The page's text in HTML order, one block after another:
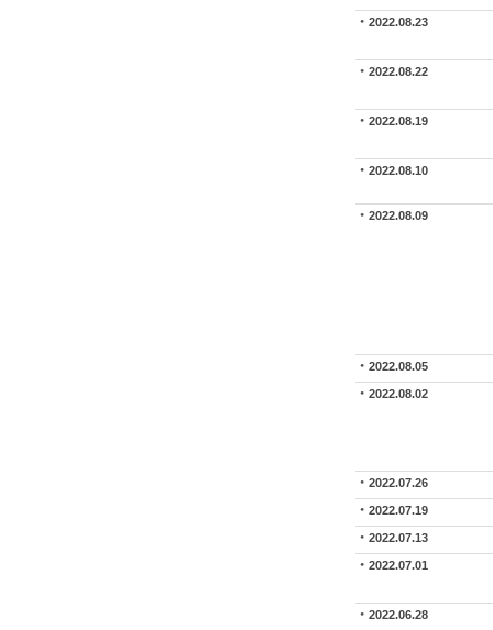
2022.08.23
2022.08.22
2022.08.19
2022.08.10
2022.08.09
2022.08.05
2022.08.02
2022.07.26
2022.07.19
2022.07.13
2022.07.01
2022.06.28